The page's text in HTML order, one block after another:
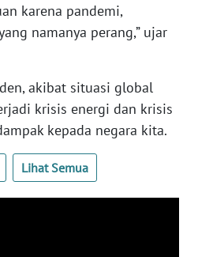
karena pandemi,
namanya perang,” ujar
akibat situasi global
krisis energi dan krisis
kepada negara kita.
Lihat Semua